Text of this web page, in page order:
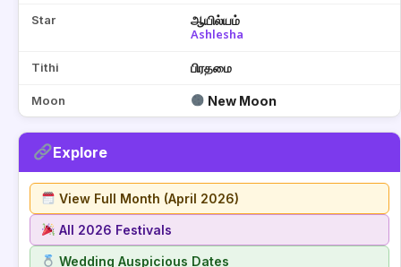
Star ஆயில்யம்
Ashlesha
Tithi பிரதமை
Moon New Moon
Explore
View Full Month (April 2026)
All 2026 Festivals
Wedding Auspicious Dates